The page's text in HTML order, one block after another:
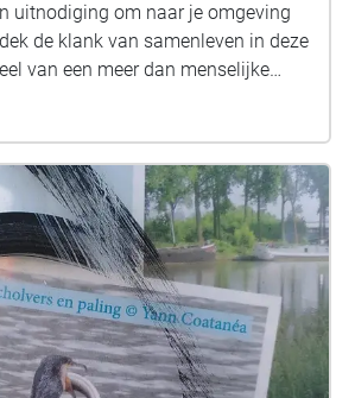
uitnodiging om naar je omgeving
de klank van samenleven in deze
van een meer dan menselijke
met je eigen smartphone en
je een parcours door Kuregem met
om met al je zintuigen de
Start: Raadsplein
± 80 min